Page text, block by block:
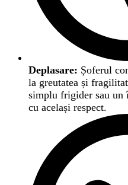
Deplasare: Șoferul
la greutatea și
simplu frigider sau un
cu același respect.